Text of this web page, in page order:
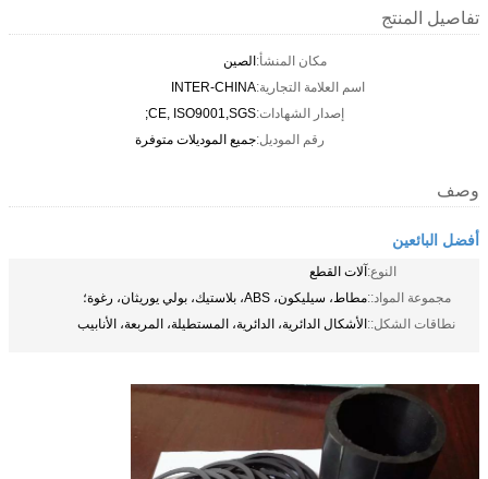
تفاصيل المنتج
مكان المنشأ:الصين
اسم العلامة التجارية:INTER-CHINA
إصدار الشهادات:CE, ISO9001,SGS;
رقم الموديل:جميع الموديلات متوفرة
وصف
أفضل البائعين
النوع:آلات القطع
مجموعة المواد::مطاط، سيليكون، ABS، بلاستيك، بولي يوريثان، رغوة؛
نطاقات الشكل::الأشكال الدائرية، الدائرية، المستطيلة، المربعة، الأنابيب